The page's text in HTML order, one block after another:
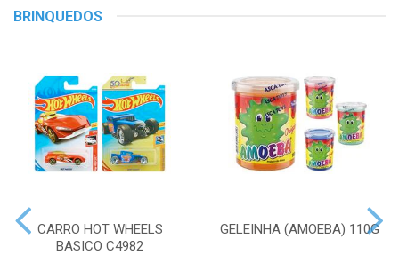
BRINQUEDOS
CARRO HOT WHEELS
BASICO C4982
GELEINHA (AMOEBA) 110G